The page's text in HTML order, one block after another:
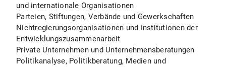
und internationale Organisationen
Parteien, Stiftungen, Verbände und Gewerkschaften
Nichtregierungsorganisationen und Institutionen der
Entwicklungszusammenarbeit
Private Unternehmen und Unternehmensberatungen
Politikanalyse, Politikberatung, Medien und